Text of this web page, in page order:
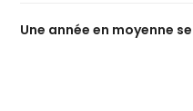
Une année en moyenne